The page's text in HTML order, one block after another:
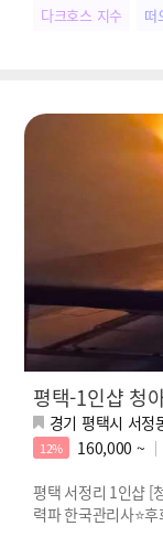
다크호스 지수 떠
평택-1인샵 청
경기 평택시 서정
12% 160,000 ~
평택 서정리 1인샵 [
력파 한국관리사⭐